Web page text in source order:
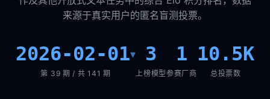
来源于真实用户的匿名盲测投票。
2026-02-01▾
第 39 期 / 共 141 期
3
上榜模型
1
参赛厂商
10.5K
总投票数